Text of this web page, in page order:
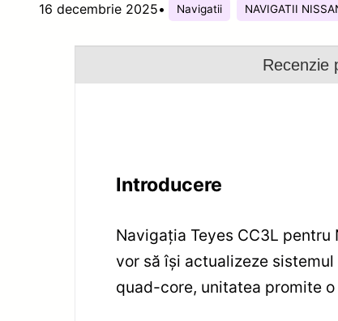
16 decembrie 2025• Navigatii NAVIGATII
Recenzie
Introducere
Navigația Teyes CC3L
vor să își actualizeze sistemul
quad-core, unitatea promite